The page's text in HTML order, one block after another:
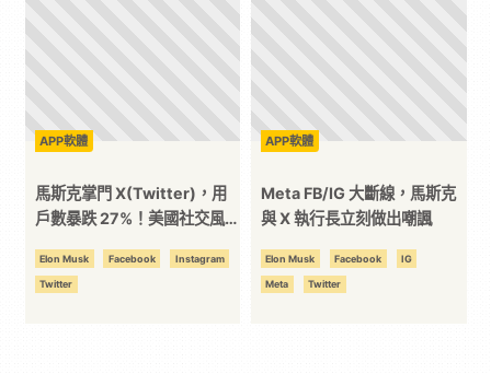
APP軟體
馬斯克掌門 X(Twitter)，用
戶數暴跌 27%！美國社交風暴
Elon Musk Facebook Instagram
Twitter
APP軟體
Meta FB/IG 大斷線，馬斯克
與 X 執行長立刻做出嘲諷
Elon Musk Facebook IG
Meta Twitter